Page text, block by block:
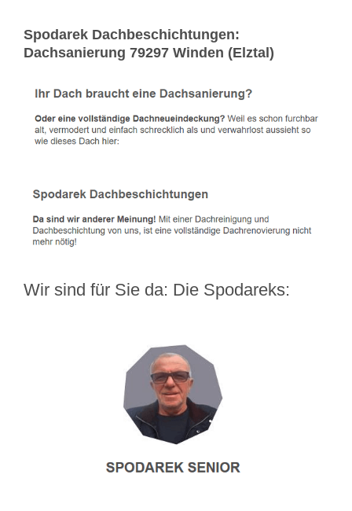
Spodarek Dachbeschichtungen:
Dachsanierung 79297 Winden (Elztal)
Wir sind für Sie da: Die Spodareks: